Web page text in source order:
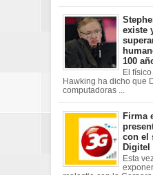
existe
100
El
Hawking ha dicho que
computadoras ...
Firma
con el
Digitel
Esta